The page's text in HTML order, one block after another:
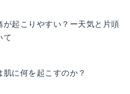
起こりやすい？ー天気と片頭
て
に何を起こすのか？